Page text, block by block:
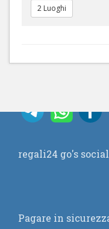
2 Luoghi
regali24 go's social
Pagare in